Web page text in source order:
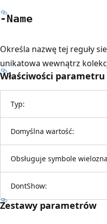
-Name
Określa nazwę tej reguły
unikatowa wewnątrz
Właściwości parametru
Typ:
Domyślna wartość:
Obsługuje symbole
DontShow:
Zestawy parametrów